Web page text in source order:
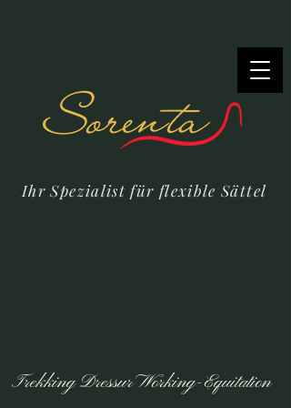
Ihr Spezialist für flexible Sättel
Trekking Dressur Working-Equitation